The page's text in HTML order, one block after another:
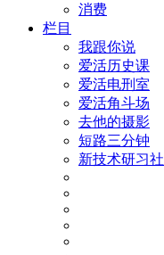
消费
栏目
我跟你说
爱活历史课
爱活电刑室
爱活角斗场
去他的摄影
短路三分钟
新技术研习社